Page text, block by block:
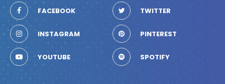
FACEBOOK TWITTER
INSTAGRAM PINTEREST
YOUTUBE SPOTIFY